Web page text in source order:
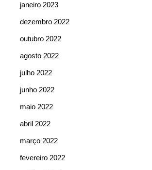
janeiro 2023
dezembro 2022
outubro 2022
agosto 2022
julho 2022
junho 2022
maio 2022
abril 2022
março 2022
fevereiro 2022